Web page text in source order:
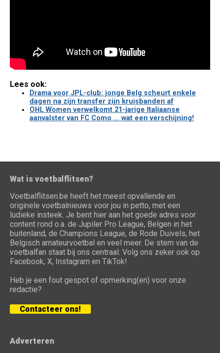
Lees ook:
Drama voor JPL-club: jonge Belg scheurt enkele
dagen na zijn transfer zijn kruisbanden af
OHL Women verwelkomt 21-jarige Italiaanse
aanvalster van FC Como ... wat een verschijning!
Wat is voetbalflitsen?
Voetbalflitsen.be heeft het meest opvallende en
originele voetbalnieuws voor jou in petto, met een
ludieke insteek. Je bent hier aan het goede adres voor
content rond o.a. de Jupiler Pro League, Belgen in het
buitenland, de Champions League, de Rode Duivels, het
Belgisch amateurvoetbal en veel meer. De stem van de
voetbalfan staat bij ons centraal. Volg ons zeker ook op
Facebook, X, Instagram en TikTok!
Heb je een fout gespot of opmerking(en) voor onze
redactie?
Contacteer ons!
Adverteren